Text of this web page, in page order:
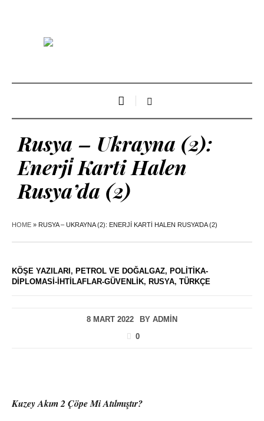
Rusya – Ukrayna (2):
Enerji̇ Karti Halen
Rusya’da (2)
HOME » RUSYA – UKRAYNA (2): ENERJİ KARTI HALEN RUSYA’DA (2)
KÖŞE YAZILARI , PETROL VE DOĞALGAZ, POLITIKA-
DIPLOMASI-İHTILAFLAR-GÜVENLIK, RUSYA, TÜRKÇE
8 MART 2022 BY ADMIN
0
Kuzey Akım 2 Çöpe Mi Atılmıştır?